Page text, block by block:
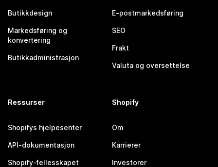
Butikkdesign
Markedsføring og
konvertering
Butikkadministrasjon
E-postmarkedsføring
SEO
Frakt
Valuta og oversettelse
Ressurser
Shopifys hjelpesenter
API-dokumentasjon
Shopify-fellesskapet
Shopify
Om
Karrierer
Investorer